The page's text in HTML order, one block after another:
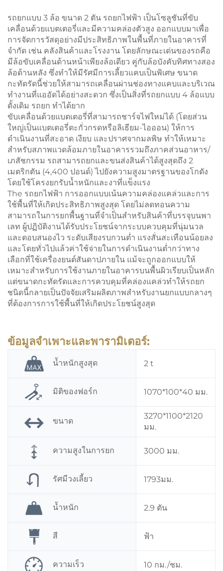
รถยกแบบ 3 ล้อ ขนาด 2 ตัน รถยกไฟฟ้า เป็นโซลูชันที่ขับ
เคลื่อนด้วยแบตเตอรี่และมีความคล่องตัวสูง ออกแบบมาเพื่อ
การจัดการวัสดุอย่างมีประสิทธิภาพในพื้นที่ภายในอาคารที่
จำกัด เช่น คลังสินค้าและโรงงาน โดยลักษณะเด่นของรถคือ
มีล้อขับเคลื่อนด้านหน้าเพียงล้อเดียว คู่กับล้อบังคับทิศทางสอง
ล้อด้านหลัง ซึ่งทำให้มีรัศมีการเลี้ยวแคบเป็นพิเศษ ขนาด
กะทัดรัดนี้ช่วยให้สามารถเคลื่อนผ่านช่องทางแคบและบริเวณ
ทำงานที่แออัดได้อย่างสะดวก ซึ่งเป็นสิ่งที่รถยกแบบ 4 ล้อแบบ
ดั้งเดิม รถยก ทำได้ยาก
ขับเคลื่อนด้วยแบตเตอรี่ที่สามารถชาร์จไฟใหม่ได้ (โดยส่วน
ใหญ่เป็นแบตเตอรี่ตะกั่วกรดหรือลิเธียม-ไอออน) ให้การ
ดำเนินงานที่สะอาด เงียบ และปราศจากมลพิษ ทำให้เหมาะ
สำหรับสภาพแวดล้อมภายในอาคารรวมถึงภาคส่วนอาหาร/
เภสัชกรรม รถสามารถยกและขนส่งสินค้าได้สูงสุดถึง 2
เมตริกตัน (4,400 ปอนด์) ไปยังความสูงมาตรฐานของโกดัง
โดยใช้โครงยกรับน้ำหนักและงาที่แข็งแรง
The รถยกไฟฟ้า การออกแบบเน้นความคล่องแคล่วและการ
ใช้พื้นที่ให้เกิดประสิทธิภาพสูงสุด โดยไม่ลดทอนความ
สามารถในการยกพื้นฐานที่จำเป็นสำหรับสินค้าที่บรรจุบนพา
เลท ผู้ปฏิบัติงานได้รับประโยชน์จากระบบควบคุมที่นุ่มนวล
และตอบสนองไว ระดับเสียงรบกวนต่ำ แรงสั่นสะเทือนน้อยลง
และโดยทั่วไปแล้วค่าใช้จ่ายในการดำเนินงานต่ำกว่าทาง
เลือกที่ใช้เครื่องยนต์สันดาปภายใน แม้จะถูกออกแบบให้
เหมาะสำหรับการใช้งานภายในอาคารบนพื้นผิวเรียบเป็นหลัก
แต่ขนาดกะทัดรัดและการควบคุมที่คล่องแคล่วทำให้รถยก
ชนิดนี้กลายเป็นปัจจัยเสริมผลิตภาพสำหรับงานยกแบบกลางๆ
ที่ต้องการการใช้พื้นที่ให้เกิดประโยชน์สูงสุด
ข้อมูลจำเพาะและพารามิเตอร์:
น้ำหนักสูงสุด 2 t
มิติของฟอร์ก 1070*100*40 มม.
ขนาด
3270*1100*2120
มม.
ความสูงในการยก 3000 มม.
รัศมีวงเลี้ยว 1793มม.
น้ำหนัก 2.9 ตัน
สี ฟ้า
ความเร็ว 10 กม./ชม.